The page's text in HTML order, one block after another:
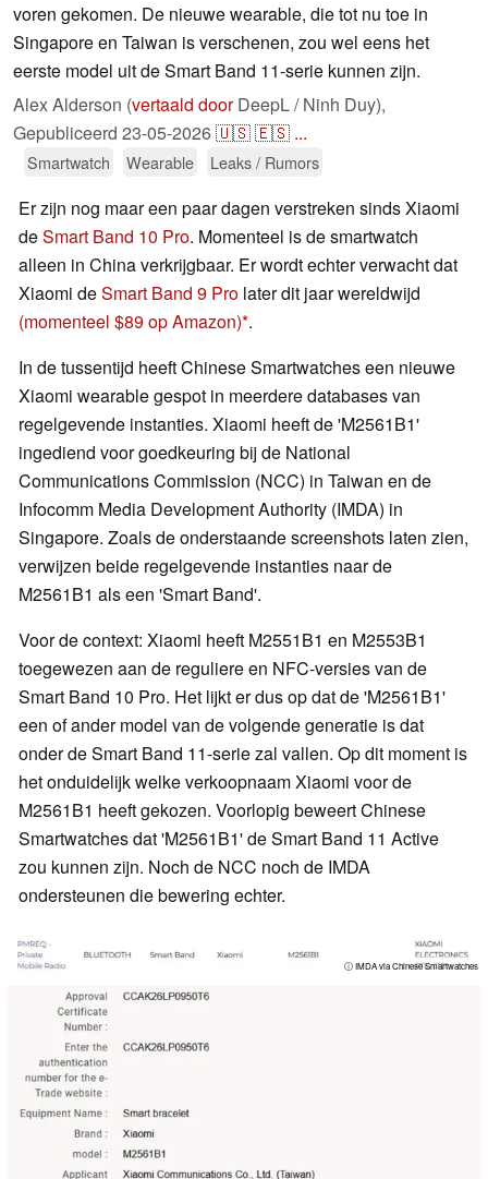
voren gekomen. De nieuwe wearable, die tot nu toe in
Singapore en Taiwan is verschenen, zou wel eens het
eerste model uit de Smart Band 11-serie kunnen zijn.
Alex Alderson (vertaald doorDeepL / Ninh Duy),
Gepubliceerd 23-05-2026🇺🇸🇪🇸 ...
Smartwatch Wearable Leaks / Rumors
Er zijn nog maar een paar dagen verstreken sinds Xiaomi
deSmart Band 10 Pro. Momenteel is de smartwatch
alleen in China verkrijgbaar. Er wordt echter verwacht dat
Xiaomi deSmart Band 9 Pro later dit jaar wereldwijd
(momenteel $89 op Amazon) .
In de tussentijd heeft Chinese Smartwatches een nieuwe
Xiaomi wearable gespot in meerdere databases van
regelgevende instanties. Xiaomi heeft de 'M2561B1'
ingediend voor goedkeuring bij de National
Communications Commission (NCC) in Taiwan en de
Infocomm Media Development Authority (IMDA) in
Singapore. Zoals de onderstaande screenshots laten zien,
verwijzen beide regelgevende instanties naar de
M2561B1 als een 'Smart Band'.
Voor de context: Xiaomi heeft M2551B1 en M2553B1
toegewezen aan de reguliere en NFC-versies van de
Smart Band 10 Pro. Het lijkt er dus op dat de 'M2561B1'
een of ander model van de volgende generatie is dat
onder de Smart Band 11-serie zal vallen. Op dit moment is
het onduidelijk welke verkoopnaam Xiaomi voor de
M2561B1 heeft gekozen. Voorlopig beweert Chinese
Smartwatches dat 'M2561B1' de Smart Band 11 Active
zou kunnen zijn. Noch de NCC noch de IMDA
ondersteunen die bewering echter.
ⓘ IMDA via Chinese Smartwatches